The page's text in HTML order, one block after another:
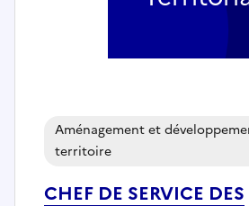
CHEF DE SERVICE DES
Aménagement et
territoire